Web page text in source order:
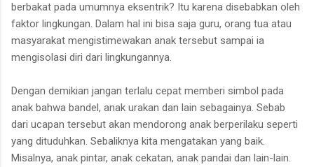
berbakat pada umumnya eksentrik? Itu karena disebabkan oleh
faktor lingkungan. Dalam hal ini bisa saja guru, orang tua atau
masyarakat mengistimewakan anak tersebut sampai ia
mengisolasi diri dari lingkungannya.
Dengan demikian jangan terlalu cepat memberi simbol pada
anak bahwa bandel, anak urakan dan lain sebagainya. Sebab
dari ucapan tersebut akan mendorong anak berperilaku seperti
yang dituduhkan. Sebaliknya kita mengatakan yang baik.
Misalnya, anak pintar, anak cekatan, anak pandai dan lain-lain.